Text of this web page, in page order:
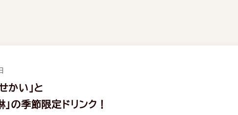
かい」と
」の季節限定ドリンク！